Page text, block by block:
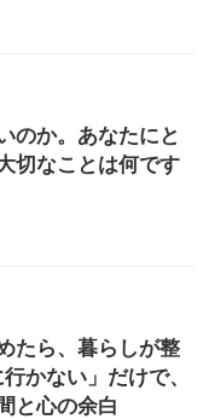
のか。あなたにと
切なことは何です
たら、暮らしが整
かない」だけで、
と心の余白